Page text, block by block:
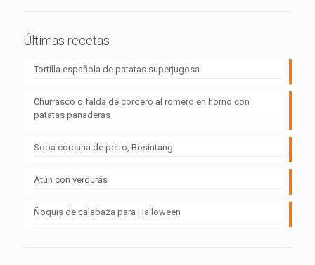
Últimas recetas
Tortilla española de patatas superjugosa
Churrasco o falda de cordero al romero en horno con
patatas panaderas
Sopa coreana de perro, Bosintang
Atún con verduras
Ñoquis de calabaza para Halloween